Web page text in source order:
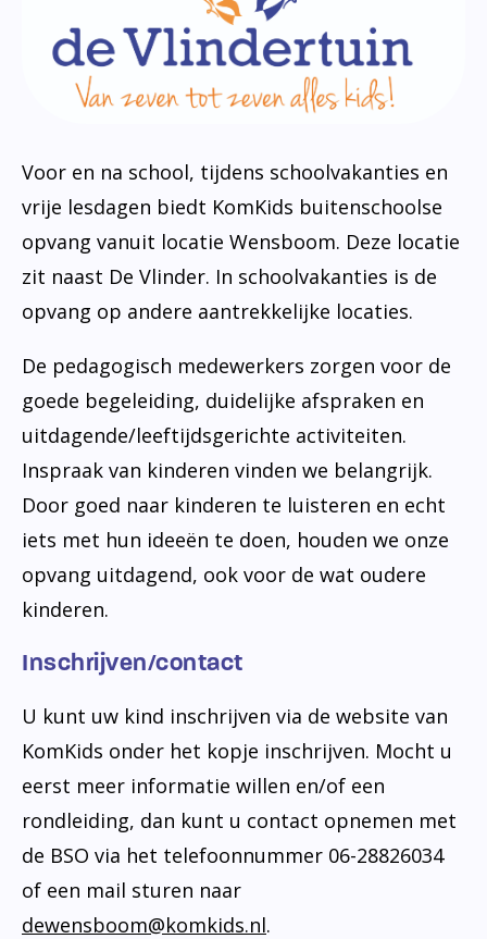
Cultuureducatie
Rijke leeromgeving
Voortgezet Onderwijs
Zorgbeleidsplan
Dyslexie
Jeugdverpleegkundige
Bibliotheek op school
Verlof
Voor en na school, tijdens schoolvakanties en
vrije lesdagen biedt KomKids buitenschoolse
opvang vanuit locatie Wensboom. Deze locatie
zit naast De Vlinder. In schoolvakanties is de
opvang op andere aantrekkelijke locaties.
De pedagogisch medewerkers zorgen voor de
goede begeleiding, duidelijke afspraken en
uitdagende/leeftijdsgerichte activiteiten.
Inspraak van kinderen vinden we belangrijk.
Door goed naar kinderen te luisteren en echt
iets met hun ideeën te doen, houden we onze
opvang uitdagend, ook voor de wat oudere
kinderen.
Insc​hrijven/contact
U kunt uw kind inschrijven via de website van
KomKids onder het kopje inschrijven. Mocht u
eerst meer informatie willen en/of een
rondleiding, dan kunt u contact opnemen met
de BSO via het telefoonnummer 06-28826034
of een mail sturen naar
dewensboom@komkids.nl.